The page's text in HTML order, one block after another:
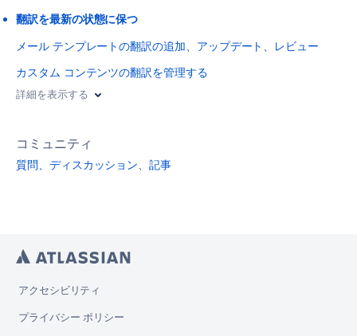
翻訳を最新の状態に保つ
メール テンプレートの翻訳の追加、アップデート、レビュー
カスタム コンテンツの翻訳を管理する
詳細を表示する
コミュニティ
質問、ディスカッション、記事
アクセシビリティ
プライバシー ポリシー